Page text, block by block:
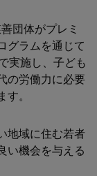
団体がプレミ
グラムを通じて
実施し、子ども
の労働力に必要
。
地域に住む若者
い機会を与える